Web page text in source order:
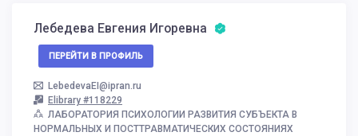
Лебедева Евгения Игоревна
ПЕРЕЙТИ В ПРОФИЛЬ
LebedevaEI@ipran.ru
Elibrary #118229
ЛАБОРАТОРИЯ ПСИХОЛОГИИ РАЗВИТИЯ СУБЪЕКТА В
НОРМАЛЬНЫХ И ПОСТТРАВМАТИЧЕСКИХ СОСТОЯНИЯХ